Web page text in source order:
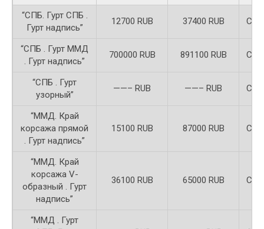
“СПБ. Гурт СПБ .
Гурт надпись”
12700 RUB 37400 RUB
“СПБ . Гурт ММД
. Гурт надпись”
700000 RUB 891100 RUB
“СПБ . Гурт
узорный”
——– RUB ——– RUB
“ММД. Край
корсажа прямой
. Гурт надпись”
15100 RUB 87000 RUB
“ММД. Край
корсажа V-
образный . Гурт
надпись”
36100 RUB 65000 RUB
“ММД . Гурт